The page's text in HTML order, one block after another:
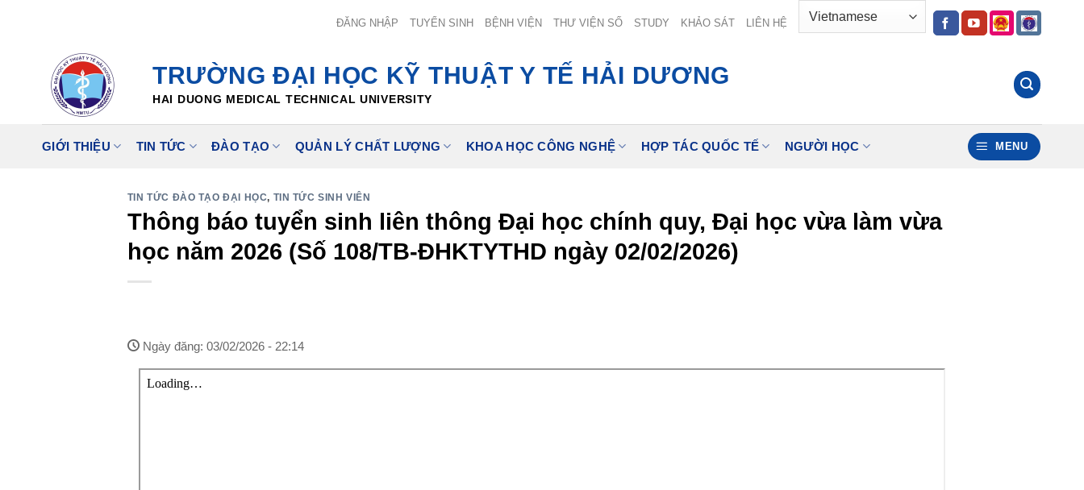
ĐĂNG NHẬP TUYỂN SINH BỆNH VIỆN THƯ VIỆN SỐ STUDY KHẢO SÁT LIÊN HỆ
TRƯỜNG ĐẠI HỌC KỸ THUẬT Y TẾ HẢI DƯƠNG
HAI DUONG MEDICAL TECHNICAL UNIVERSITY
GIỚI THIỆU TIN TỨC ĐÀO TẠO QUẢN LÝ CHẤT LƯỢNG KHOA HỌC CÔNG NGHỆ HỢP TÁC QUỐC TẾ NGƯỜI HỌC MENU
TIN TỨC ĐÀO TẠO ĐẠI HỌC, TIN TỨC SINH VIÊN
Thông báo tuyển sinh liên thông Đại học chính quy, Đại học vừa làm vừa
học năm 2026 (Số 108/TB-ĐHKTYTHD ngày 02/02/2026)
Ngày đăng: 03/02/2026 - 22:14